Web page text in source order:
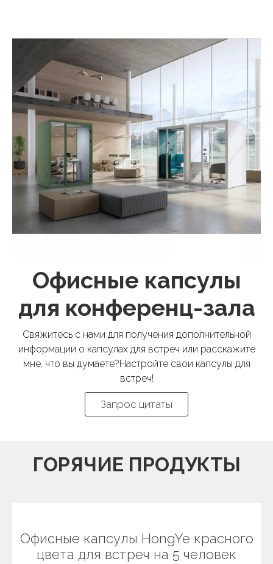
Офисные капсулы
для конференц-зала
​​​​​​​Свяжитесь с нами для получения дополнительной
информации о капсулах для встреч или расскажите
мне, что вы думаете?Настройте свои капсулы для
встреч!
Запрос цитаты
ГОРЯЧИЕ ПРОДУКТЫ
Офисные капсулы HongYe красного
цвета для встреч на 5 человек